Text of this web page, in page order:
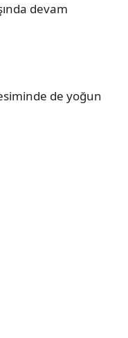
devam
de yoğun